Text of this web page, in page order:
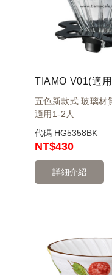
五色新款式 玻璃材
適用1-2人
代碼 HG5358BK
NT$430
詳細介紹